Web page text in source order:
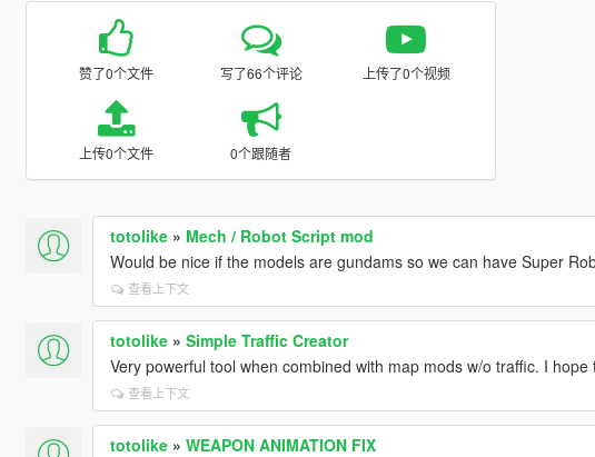
赞了0个文件 写了66个评论 上传了0个视频
上传0个文件 0个跟随者
totolike» Mech / Robot Script mod
Would be nice if the models are gundams so we can have Super
查看上下文
totolike» Simple Traffic Creator
Very powerful tool when combined with map mods w/o traffic. I
查看上下文
totolike» WEAPON ANIMATION FIX